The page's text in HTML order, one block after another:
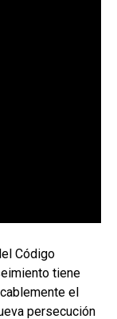
Código
tiene
el
persecución